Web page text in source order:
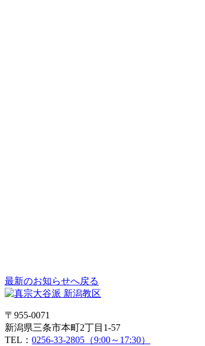
最新のお知らせへ戻る
〒955-0071
新潟県三条市本町2丁目1-57
TEL： 0256-33-2805（9:00～17:30）